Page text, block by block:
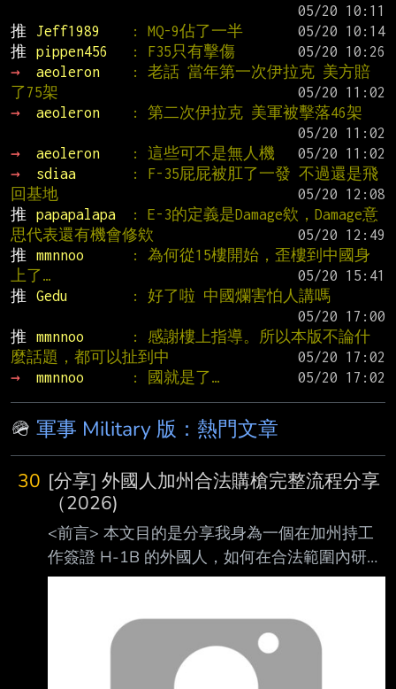
推
Jeff1989 : MQ-9佔了一半
推
pippen456 : F35只有擊傷
→
aeoleron
: 老話 當年第一次伊拉克 美方賠
了75架
→
aeoleron
: 第二次伊拉克 美軍被擊落46架
→
aeoleron : 這些可不是無人機
→
sdiaa
: F-35屁屁被肛了一發 不過還是飛
回基地
推
papapalapa
: E-3的定義是Damage欸，Damage意
思代表還有機會修欸
推
mmnnoo
: 為何從15樓開始，歪樓到中國身
上了…
推
Gedu
: 好了啦 中國爛害怕人講嗎
推
mmnnoo
: 感謝樓上指導。所以本版不論什
麼話題，都可以扯到中
→
mmnnoo : 國就是了…
🪖 軍事 Military 版：熱門文章
30 [分享] 外國人加州合法購槍完整流程分享
（2026)
<前言> 本文目的是分享我身為一個在加州持工
作簽證 H-1B 的外國人，如何在合法範圍內研究
並 完成購槍流程的個人經驗。 本文紀錄的是我
規、各州法律、費用及店家 政策都可能隨時間
改變；每個人的移民身分、居住狀況及背景也不
盡相同。如果有實際購 槍需求，請自行查詢相